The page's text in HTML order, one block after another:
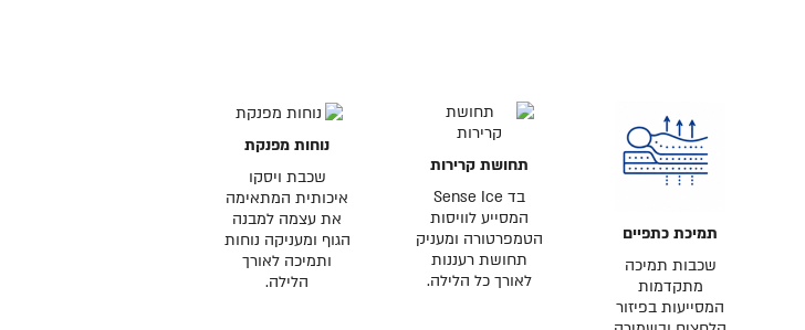
תמיכת כתפיים
שכבות תמיכה
מתקדמות
המסייעות בפיזור
תחושת קרירות
בד Sense Ice
המסייע לוויסות
הטמפרטורה ומעניק
תחושת רעננות
לאורך כל הלילה.
נוחות מפנקת
שכבת ויסקו
איכותית המתאימה
את עצמה למבנה
הגוף ומעניקה נוחות
ותמיכה לאורך
הלילה.